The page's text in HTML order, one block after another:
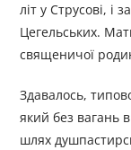
літ у Струсові, і
Цегельських.
священичої
Здавалось,
який без вагань
шлях